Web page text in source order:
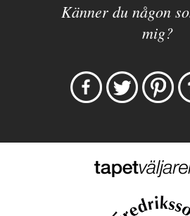
Känner du någon
mig?